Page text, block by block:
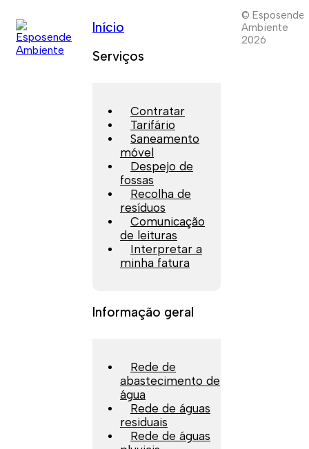
Início
Serviços
Contratar
Tarifário
Saneamento
móvel
Despejo de
fossas
Recolha de
resíduos
Comunicação
de leituras
Interpretar a
minha fatura
Informação geral
Rede de
abastecimento de
água
Rede de águas
residuais
Rede de águas
© Esposende
Ambiente
2026